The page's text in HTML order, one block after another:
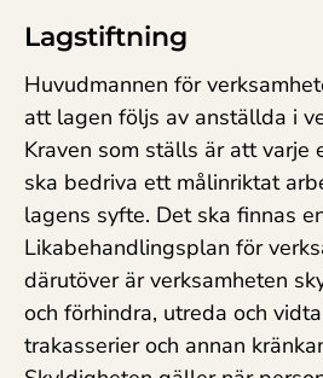
Lagstiftning
Huvudmannen för
att lagen följs av anställda i
Kraven som ställs är att varje
ska bedriva ett målinriktat
lagens syfte. Det ska finnas
Likabehandlingsplan för
därutöver är verksamheten
och förhindra, utreda och
trakasserier och annan